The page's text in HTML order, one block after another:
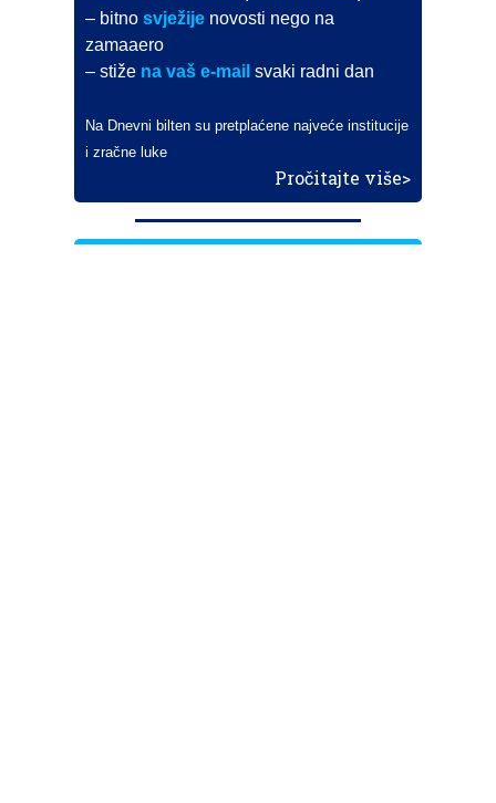
– bitnosvježije novosti nego na
zamaaero
– stiže na vaš e-mail svaki radni dan
Na Dnevni bilten su pretplaćene najveće institucije
i zračne luke
Pročitajte više>